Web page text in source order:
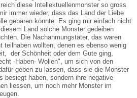
diese Intellektuellenmonster so gross
immer wieder, dass das Land der Liebe
gebären könnte. Es ging mir einfach nicht
Land solche Monster gedeihen
Die Nachahmungstäter, das waren
teilhaben wollten, denen es ebenso wenig
der Schönheit oder dem Gute ging,
-Haben- Wollen", um sich von den
geben zu lassen, dass sie die Monster
besiegt haben, sondern ihre negative
liessen, um noch mehr Monster im